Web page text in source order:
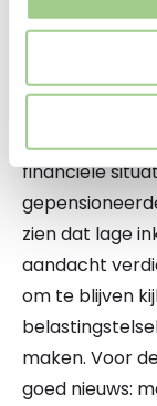
te sparen.
Wat betekent
De
financiële
zien dat lage
aandacht
om te blijven
maken. Voor
goed nieuws: